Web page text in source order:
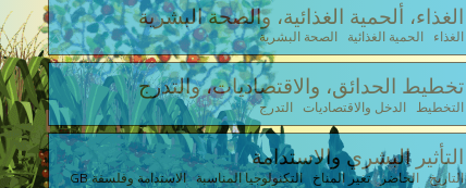
الغذاء، ألحمية الغذائية، والصحة البشرية
الغذاء الحمية الغذائية الصحة البشرية
تخطيط الحدائق، والاقتصاديات، والتدرج
التخطيط الدخل والاقتصاديات التدرج
التأثير البشري والاستدامة
التاريخ الحاضر تغير المناخ التكنولوجيا المناسبة الاستدامة وفلسفة GB